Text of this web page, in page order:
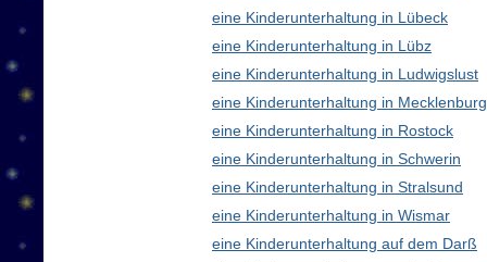
eine Kinderunterhaltung in Lübeck
eine Kinderunterhaltung in Lübz
eine Kinderunterhaltung in Ludwigslust
eine Kinderunterhaltung in
eine Kinderunterhaltung in Rostock
eine Kinderunterhaltung in Schwerin
eine Kinderunterhaltung in Stralsund
eine Kinderunterhaltung in Wismar
eine Kinderunterhaltung auf dem Darß